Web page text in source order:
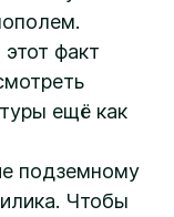
факт
ещё как
подземному
Чтобы